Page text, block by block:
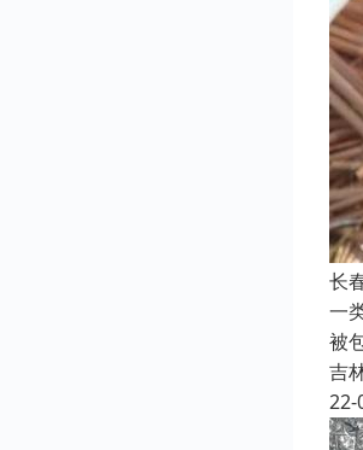
长
一
被
吉
22-